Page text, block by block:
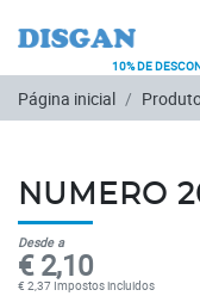
Ir para o conteúdo principal
10% DE
Produto
Página inicial
NUMERO
Desde a
€ 2,10
€ 2,37 Impostos incluidos